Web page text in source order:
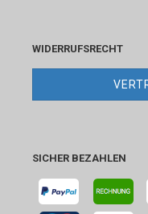
WIDERRUFSRECHT
SICHER BEZAHLEN